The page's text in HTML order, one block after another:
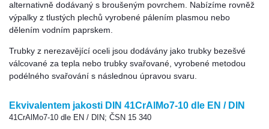
alternativně dodávaný s broušeným povrchem. Nabízíme rovněž
výpalky z tlustých plechů vyrobené pálením plasmou nebo
dělením vodním paprskem.
Trubky z nerezavějící oceli jsou dodávány jako trubky bezešvé
válcované za tepla nebo trubky svařované, vyrobené metodou
podélného svařování s následnou úpravou svaru.
Ekvivalentem jakosti DIN 41CrAlMo7-10 dle EN / DIN
41CrAlMo7-10 dle EN / DIN; ČSN 15 340